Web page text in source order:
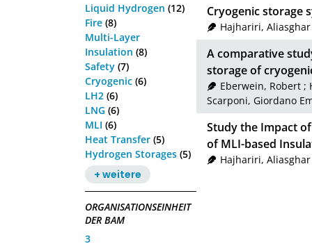
Liquid Hydrogen (12)
Fire (8)
Multi-Layer
Insulation (8)
Safety (7)
Cryogenic (6)
LH2 (6)
LNG (6)
MLI (6)
Heat Transfer (5)
Hydrogen Storages (5)
+ weitere
ORGANISATIONSEINHEIT
DER BAM
3
Cryogenic storage
Hajhariri, Aliasghar
A comparative
storage of
Eberwein, Robert;
Scarponi, Giordano
Study the Impact
of MLI-based
Hajhariri, Aliasghar